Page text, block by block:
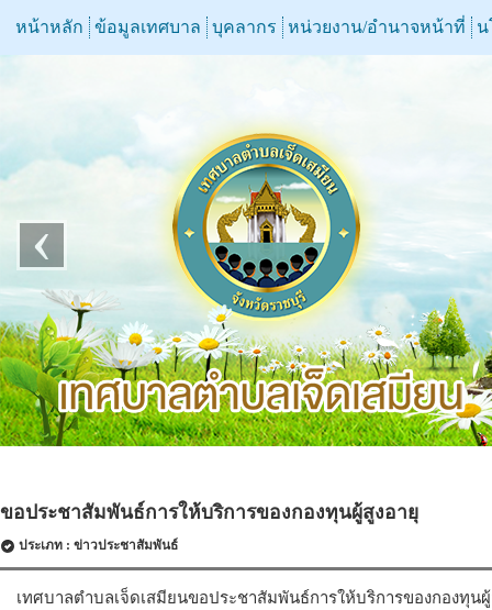
หน้าหลัก ข้อมูลเทศบาล บุคลากร หน่วยงาน/อำนาจหน้าที่ น
‹
ขอประชาสัมพันธ์การให้บริการของกองทุนผู้สูงอายุ
ประเภท : ข่าวประชาสัมพันธ์
เทศบาลตำบลเจ็ดเสมียนขอประชาสัมพันธ์การให้บริการของกองทุน